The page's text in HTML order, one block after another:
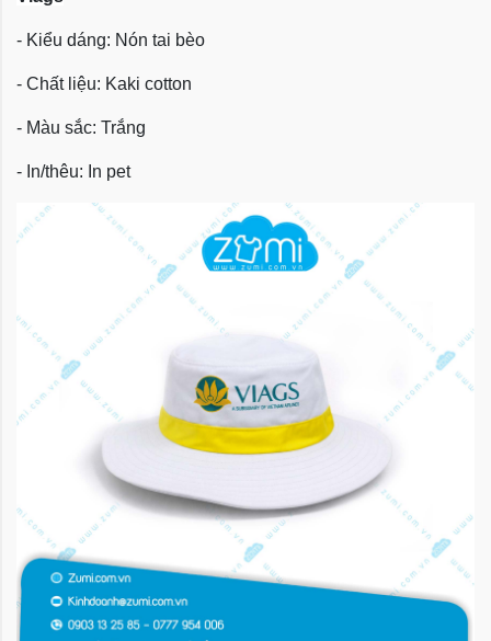
- Kiểu dáng: Nón tai bèo
- Chất liệu: Kaki cotton
- Màu sắc: Trắng
- In/thêu: In pet